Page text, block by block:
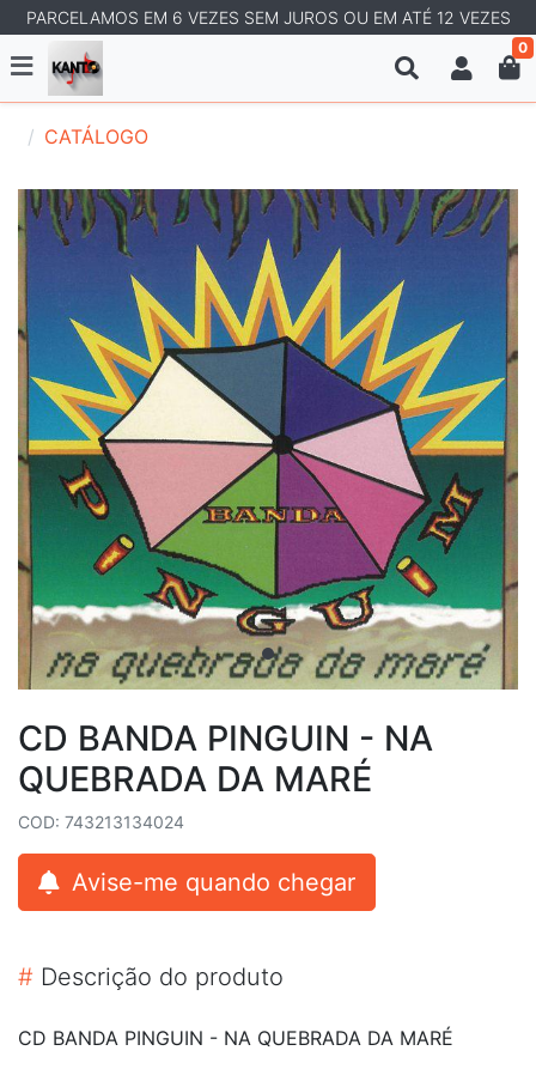
PARCELAMOS EM 6 VEZES SEM JUROS OU EM ATÉ 12 VEZES
0
CATÁLOGO
CD BANDA PINGUIN - NA
QUEBRADA DA MARÉ
COD: 743213134024
Avise-me quando chegar
# Descrição do produto
CD BANDA PINGUIN - NA QUEBRADA DA MARÉ